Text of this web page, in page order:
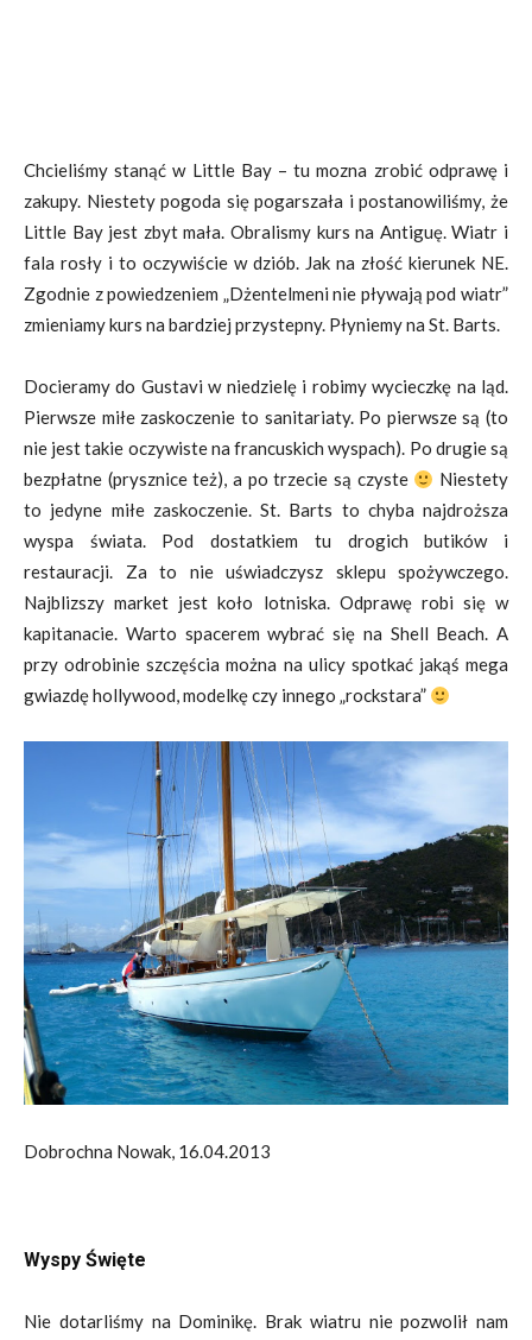
Chcieliśmy stanąć w Little Bay – tu mozna zrobić odprawę i
zakupy. Niestety pogoda się pogarszała i postanowiliśmy, że
Little Bay jest zbyt mała. Obralismy kurs na Antiguę. Wiatr i
fala rosły i to oczywiście w dziób. Jak na złość kierunek NE.
Zgodnie z powiedzeniem „Dżentelmeni nie pływają pod wiatr”
zmieniamy kurs na bardziej przystepny. Płyniemy na St. Barts.
Docieramy do Gustavi w niedzielę i robimy wycieczkę na ląd.
Pierwsze miłe zaskoczenie to sanitariaty. Po pierwsze są (to
nie jest takie oczywiste na francuskich wyspach). Po drugie są
bezpłatne (prysznice też), a po trzecie są czyste
Niestety
to jedyne miłe zaskoczenie. St. Barts to chyba najdroższa
wyspa świata. Pod dostatkiem tu drogich butików i
restauracji. Za to nie uświadczysz sklepu spożywczego.
Najblizszy market jest koło lotniska. Odprawę robi się w
kapitanacie. Warto spacerem wybrać się na Shell Beach. A
przy odrobinie szczęścia można na ulicy spotkać jakąś mega
gwiazdę hollywood, modelkę czy innego „rockstara”
Dobrochna Nowak, 16.04.2013
Wyspy Święte
Nie dotarliśmy na Dominikę. Brak wiatru nie pozwolił nam